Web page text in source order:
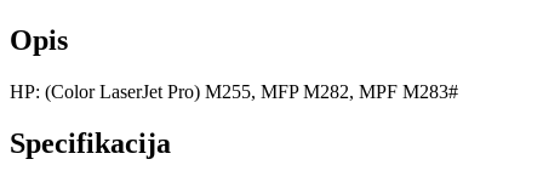
Opis
HP: (Color LaserJet Pro) M255, MFP M282, MPF M283#
Specifikacija